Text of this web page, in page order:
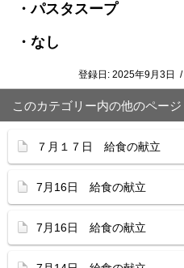
・パスタスープ
・なし
登録日: 2025年9月3日 /
このカテゴリー内の他のページ
７月１７日 給食の献立
7月16日 給食の献立
7月16日 給食の献立